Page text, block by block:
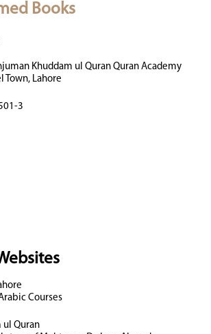
Books
Khuddam ul Quran Quran Academy
Town, Lahore
3
Courses
ul Quran